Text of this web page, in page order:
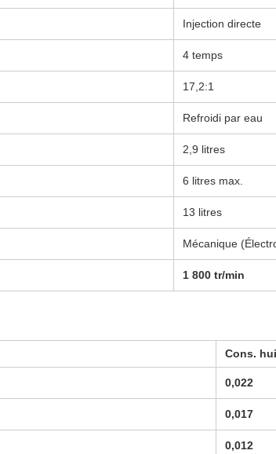
Injection directe
4 temps
17,2:1
Refroidi par eau
2,9 litres
6 litres max.
13 litres
Mécanique
1 800 tr/min
Cons.
0,022
0,017
0,012